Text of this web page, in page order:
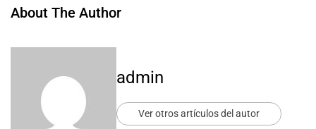
About The Author
admin
Ver otros artículos del autor